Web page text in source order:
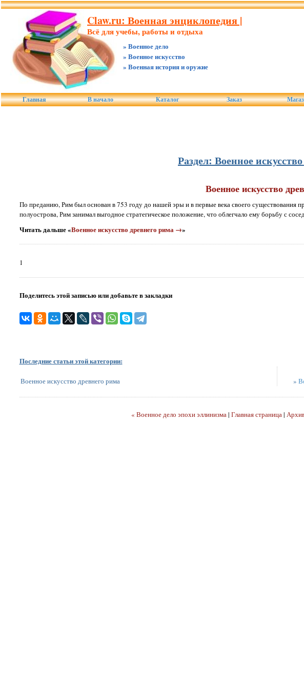
Claw.ru: Военная энциклопедия |
Всё для учебы, работы и отдыха
» Военное дело
» Военное искусство
» Военная история и оружие
Главная В начало Каталог Заказ
Раздел: Военное
Военное искусство
По преданию, Рим был основан в 753 году до нашей эры и в первые века своего существования
полуострова, Рим занимал выгодное стратегическое положение, что облегчало ему борьбу с
Читать дальше «Военное искусство древнего рима →»
1
Поделитесь этой записью или добавьте в закладки
Последние статьи этой категории:
Военное искусство древнего рима »
« Военное дело эпохи эллинизма| Главная страница|